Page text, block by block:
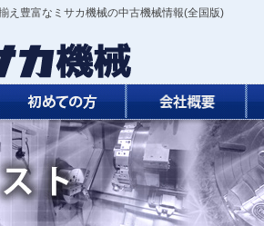
え豊富なミサカ機械の中古機械情報(全国版)